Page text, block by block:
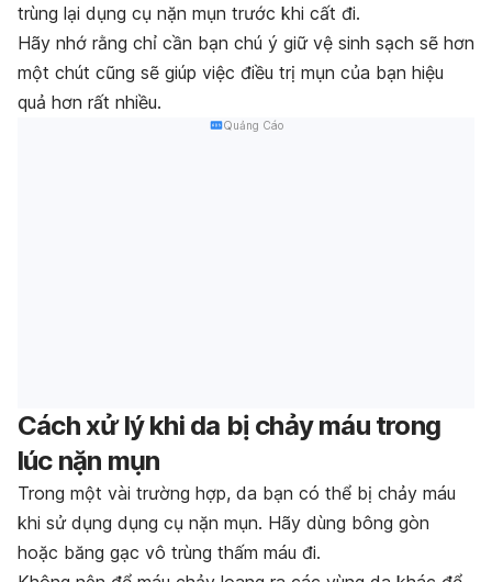
trùng lại dụng cụ nặn mụn trước khi cất đi.
Hãy nhớ rằng chỉ cần bạn chú ý giữ vệ sinh sạch sẽ hơn
một chút cũng sẽ giúp việc điều trị mụn của bạn hiệu
quả hơn rất nhiều.
Quảng Cáo
Cách xử lý khi da bị chảy máu trong
lúc nặn mụn
Trong một vài trường hợp, da bạn có thể bị chảy máu
khi sử dụng dụng cụ nặn mụn. Hãy dùng bông gòn
hoặc băng gạc vô trùng thấm máu đi.